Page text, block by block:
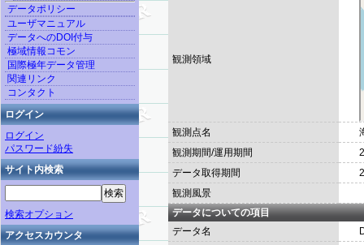
データポリシー
ユーザマニュアル
データへのDOI付与
極域情報コモン
国際極年データ管理
関連リンク
コンタクト
ログイン
ログイン
パスワード紛失
サイト内検索
検索オプション
アクセスカウンタ
観測領域
観測点名
観測期間/運用期間
データ取得期間
観測風景
データについての項目
データ名